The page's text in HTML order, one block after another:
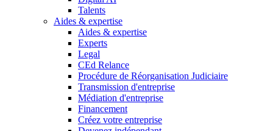
Talents
Aides & expertise
Aides & expertise
Experts
Legal
CEd Relance
Procédure de Réorganisation Judiciaire
Transmission d'entreprise
Médiation d'entreprise
Financement
Créez votre entreprise